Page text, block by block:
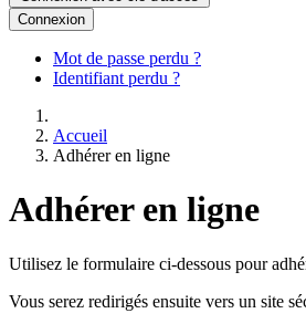
Connexion
Mot de passe perdu ?
Identifiant perdu ?
Accueil
Adhérer en ligne
Adhérer en ligne
Utilisez le formulaire ci-dessous pour
Vous serez redirigés ensuite vers un site